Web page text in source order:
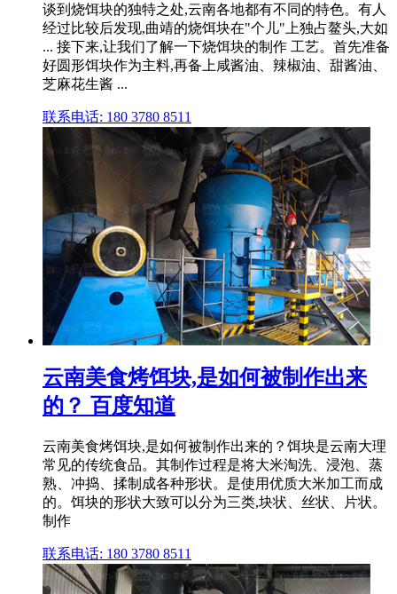
谈到烧饵块的独特之处,云南各地都有不同的特色。有人
经过比较后发现,曲靖的烧饵块在"个儿"上独占鳌头,大如
... 接下来,让我们了解一下烧饵块的制作 工艺。首先准备
好圆形饵块作为主料,再备上咸酱油、辣椒油、甜酱油、
芝麻花生酱 ...
联系电话: 180 3780 8511
云南美食烤饵块,是如何被制作出来
的？ 百度知道
云南美食烤饵块,是如何被制作出来的？饵块是云南大理
常见的传统食品。其制作过程是将大米淘洗、浸泡、蒸
熟、冲捣、揉制成各种形状。是使用优质大米加工而成
的。饵块的形状大致可以分为三类,块状、丝状、片状。
制作
联系电话: 180 3780 8511